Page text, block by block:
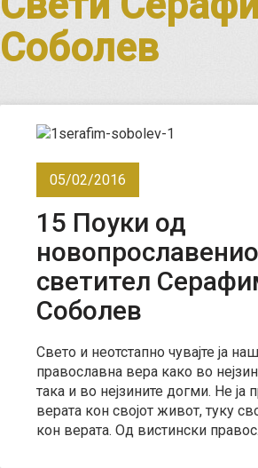
Соболев
05/02/2016
15 Поуки од
светител
Соболев
Свето и неотстапно чувајте ја
православна вера како во
така и во нејзините догми. Не ја
верата кон својот живот, туку
кон верата. Од вистински